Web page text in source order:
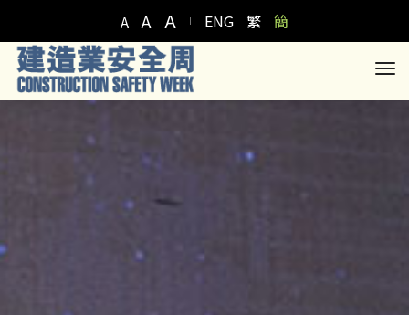
A A A ENG 繁 簡